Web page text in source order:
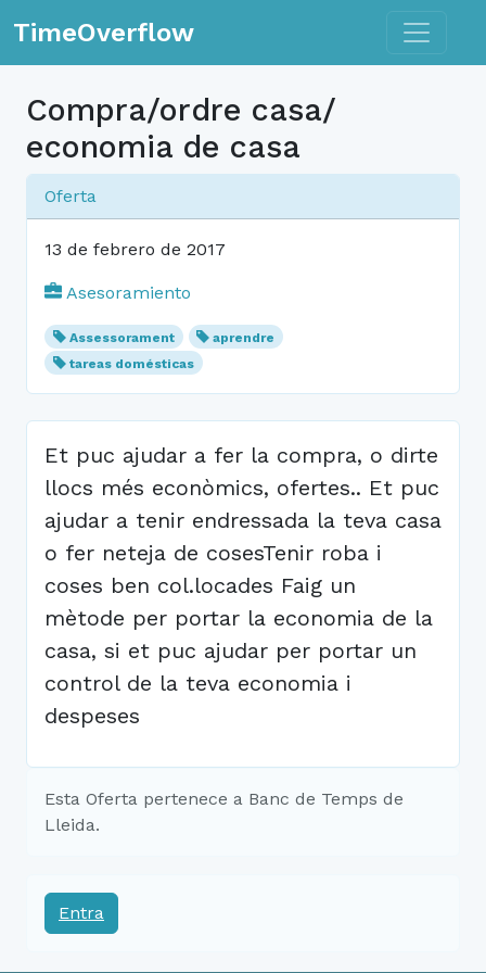
TimeOverflow Toggle
Compra/ordre casa/
economia de casa
Oferta
13 de febrero de 2017
Asesoramiento
Assessorament
aprendre
tareas domésticas
Et puc ajudar a fer la compra, o dirte
llocs més econòmics, ofertes.. Et puc
ajudar a tenir endressada la teva casa
o fer neteja de cosesTenir roba i
coses ben col.locades Faig un
mètode per portar la economia de la
casa, si et puc ajudar per portar un
control de la teva economia i
despeses
Esta Oferta pertenece a Banc de Temps de
Lleida.
Entra